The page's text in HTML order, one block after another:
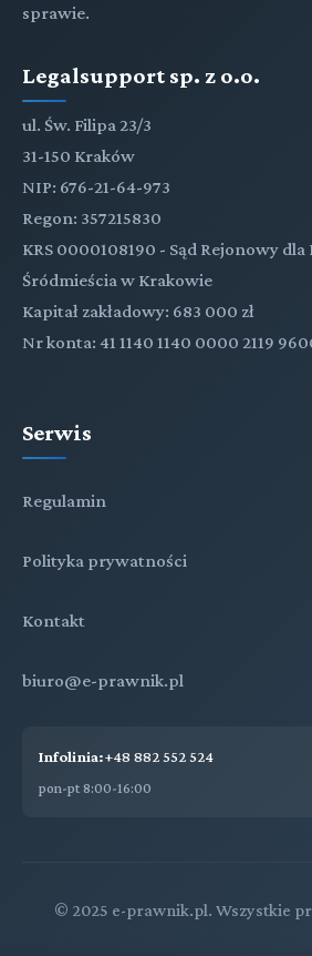
sprawie.
Legalsupport sp. z o.o.
ul. Św. Filipa 23/3
31-150 Kraków
NIP: 676-21-64-973
Regon: 357215830
KRS 0000108190 - Sąd Rejonowy dla
Śródmieścia w Krakowie
Kapitał zakładowy: 683 000 zł
Nr konta: 41 1140 1140 0000 2119
Serwis
Regulamin
Polityka prywatności
Kontakt
biuro@e-prawnik.pl
Infolinia:+48 882 552 524
pon-pt 8:00-16:00
© 2025 e-prawnik.pl. Wszystkie